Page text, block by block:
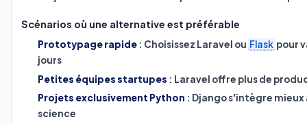
Scénarios où une alternative est préférable
Prototypage rapide: Choisissez Laravel ou Flask pour
jours
Petites équipes startupes : Laravel offre plus de
Projets exclusivement Python : Django s'intègre
science